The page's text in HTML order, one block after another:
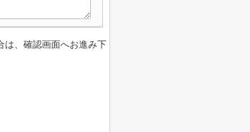
は、確認画面へお進み下